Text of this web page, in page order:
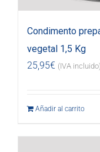
Condimento
vegetal 1,5 Kg
25,95€ (IVA
Añadir al carrito